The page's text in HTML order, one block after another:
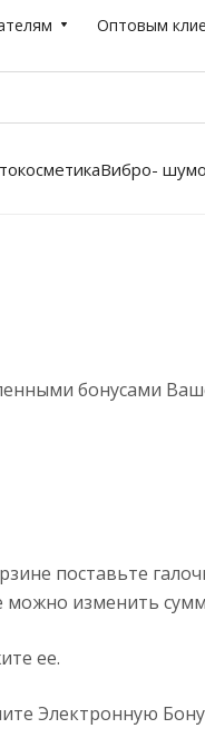
Оптовым
Вибро-
бонусами
поставьте
изменить
ее.
Электронную